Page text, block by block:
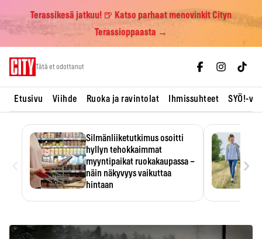
Terassikesä jatkuu! 🍺 Katso parhaat menovinkit Cityn
Terassioppaasta →
Tätä et odottanut
Etusivu Viihde Ruoka ja ravintolat Ihmissuhteet SYÖ!-
Silmänliiketutkimus osoitti
hyllyn tehokkaimmat
myyntipaikat ruokakaupassa –
näin näkyvyys vaikuttaa
hintaan
›